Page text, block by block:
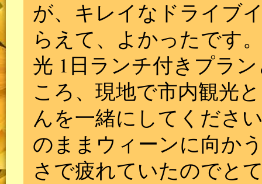
が、キレイなドライブ
らえて、よかったです
光 1日ランチ付きプラ
ころ、現地で市内観光
んを一緒にしてくださ
のままウィーンに向か
さで疲れていたのでと